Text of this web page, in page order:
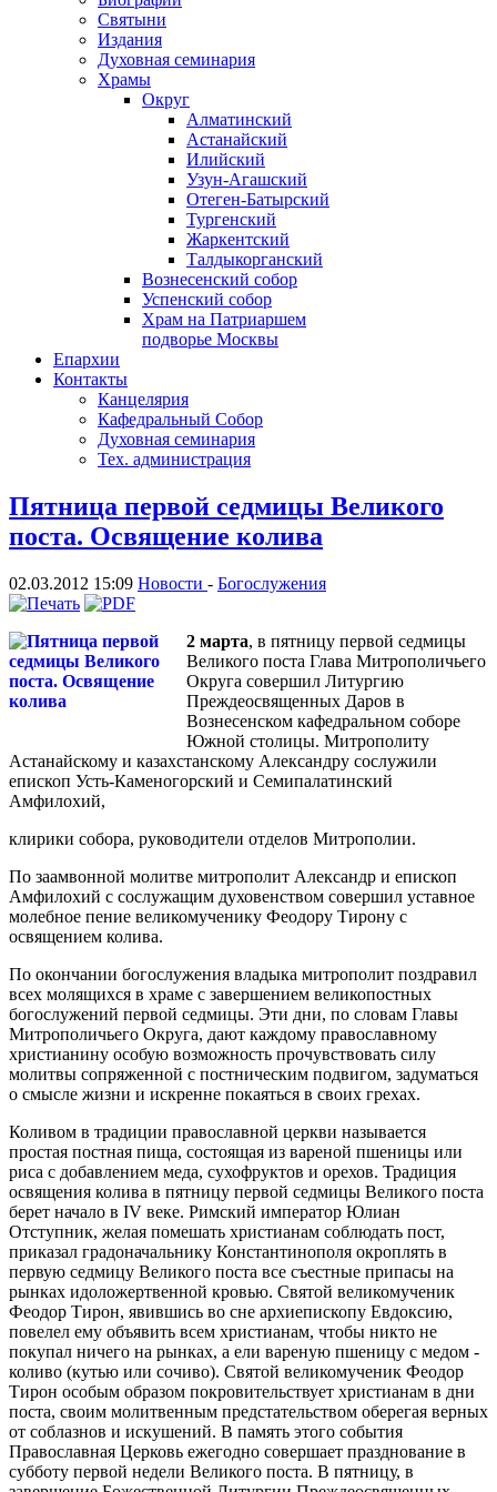
Святыни
Издания
Духовная семинария
Храмы
Округ
Алматинский
Астанайский
Илийский
Узун-Агашский
Отеген-Батырский
Тургенский
Жаркентский
Талдыкорганский
Вознесенский собор
Успенский собор
Храм на Патриаршем
подворье Москвы
Епархии
Контакты
Канцелярия
Кафедральный Собор
Духовная семинария
Тех. администрация
Пятница первой седмицы Великого
поста. Освящение колива
02.03.2012 15:09 Новости - Богослужения
2 марта, в пятницу первой седмицы
Великого поста Глава Митрополичьего
Округа совершил Литургию
Преждеосвященных Даров в
Вознесенском кафедральном соборе
Южной столицы. Митрополиту
Астанайскому и казахстанскому Александру сослужили
епископ Усть-Каменогорский и Семипалатинский
Амфилохий,
клирики собора, руководители отделов Митрополии.
По заамвонной молитве митрополит Александр и епископ
Амфилохий с сослужащим духовенством совершил уставное
молебное пение великомученику Феодору Тирону с
освящением колива.
По окончании богослужения владыка митрополит поздравил
всех молящихся в храме с завершением великопостных
богослужений первой седмицы. Эти дни, по словам Главы
Митрополичьего Округа, дают каждому православному
христианину особую возможность прочувствовать силу
молитвы сопряженной с постническим подвигом, задуматься
о смысле жизни и искренне покаяться в своих грехах.
Коливом в традиции православной церкви называется
простая постная пища, состоящая из вареной пшеницы или
риса с добавлением меда, сухофруктов и орехов. Традиция
освящения колива в пятницу первой седмицы Великого поста
берет начало в IV веке. Римский император Юлиан
Отступник, желая помешать христианам соблюдать пост,
приказал градоначальнику Константинополя окроплять в
первую седмицу Великого поста все съестные припасы на
рынках идоложертвенной кровью. Святой великомученик
Феодор Тирон, явившись во сне архиепископу Евдоксию,
повелел ему объявить всем христианам, чтобы никто не
покупал ничего на рынках, а ели вареную пшеницу с медом -
коливо (кутью или сочиво). Святой великомученик Феодор
Тирон особым образом покровительствует христианам в дни
поста, своим молитвенным предстательством оберегая верных
от соблазнов и искушений. В память этого события
Православная Церковь ежегодно совершает празднование в
субботу первой недели Великого поста. В пятницу, в